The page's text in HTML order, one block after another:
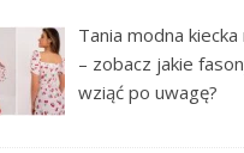
Tania modna kiecka
– zobacz jakie
wziąć po uwagę?